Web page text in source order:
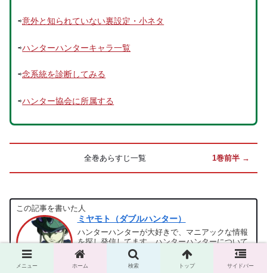
⇨意外と知られていない裏設定・小ネタ
⇨ハンターハンターキャラ一覧
⇨念系統を診断してみる
⇨ハンター協会に所属する
全巻あらすじ一覧 1巻前半 →
この記事を書いた人
ミヤモト（ダブルハンター）
ハンターハンターが大好きで、マニアックな情報
を探し発信してます。ハンターハンターについて
なら無限に語れる能力を持ってます。
メニュー ホーム 検索 トップ サイドバー